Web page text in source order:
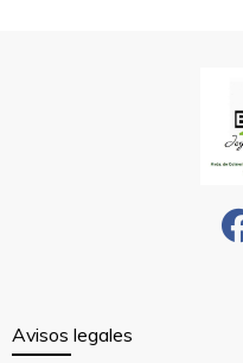
Avisos legales